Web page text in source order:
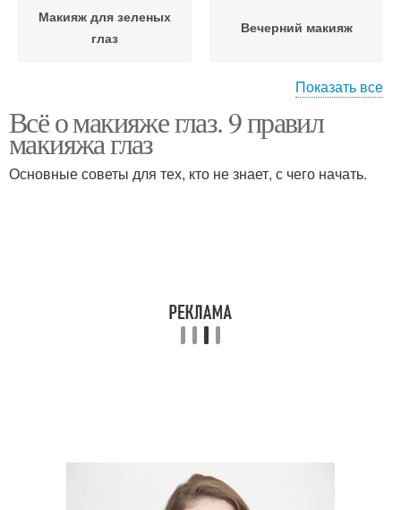
Макияж для зеленых
глаз
Вечерний макияж
Свадебный макияж Макияж для карих глаз
Показать все
Всё о макияже глаз. 9 правил
макияжа глаз
Основные советы для тех, кто не знает, с чего начать.